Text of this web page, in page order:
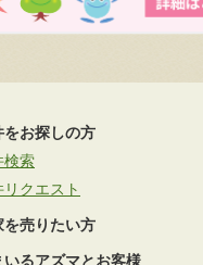
をお探しの方
検索
クエスト
を売りたい方
いるアズマとお客様